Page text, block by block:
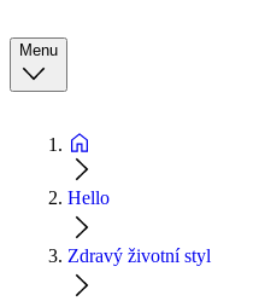
Menu
Hello
Zdravý životní styl